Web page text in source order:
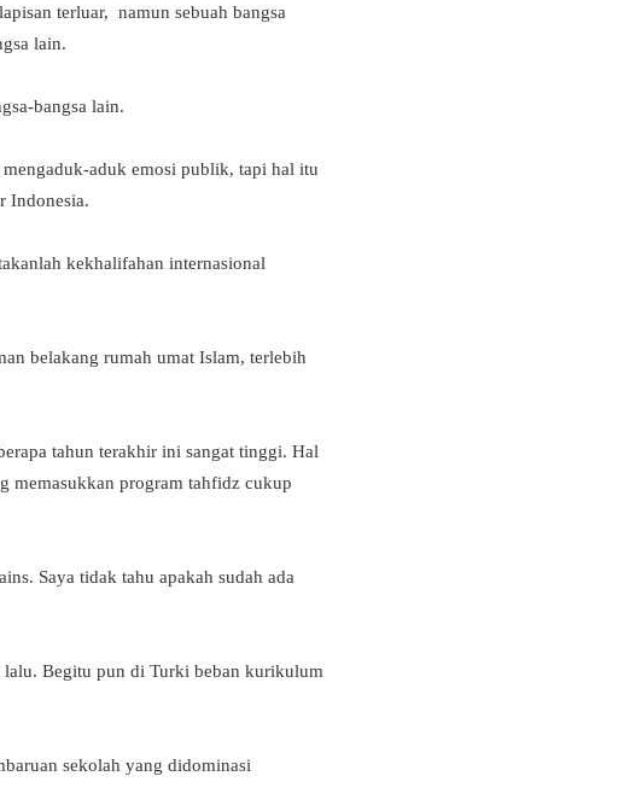
terluar, namun sebuah bangsa
lain.
bangsa lain.
aduk emosi publik, tapi hal itu
Indonesia.
kekhalifahan internasional
belakang rumah umat Islam, terlebih
tahun terakhir ini sangat tinggi. Hal
memasukkan program tahfidz cukup
Saya tidak tahu apakah sudah ada
lalu. Begitu pun di Turki beban kurikulum
sekolah yang didominasi